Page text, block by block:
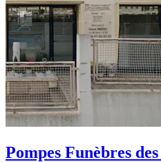
Pompes Funèbres